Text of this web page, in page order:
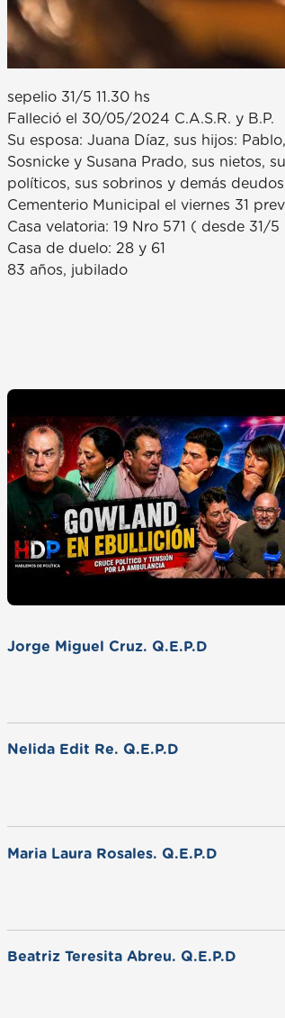
sepelio 31/5 11.30 hs
Falleció el 30/05/2024 C.A.S.R. y B.P.
Su esposa: Juana Díaz, sus hijos:
Sosnicke y Susana Prado, sus nietos,
políticos, sus sobrinos y demás
Cementerio Municipal el viernes 31
Casa velatoria: 19 Nro 571 ( desde 31/
Casa de duelo: 28 y 61
83 años, jubilado
Jorge Miguel Cruz. Q.E.P.D
Nelida Edit Re. Q.E.P.D
Maria Laura Rosales. Q.E.P.D
Beatriz Teresita Abreu. Q.E.P.D